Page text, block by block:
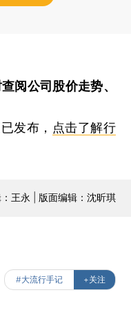
阅公司股价走势、
发布， 点击了解行
王永 | 版面编辑：沈昕琪
#大流行手记 +关注